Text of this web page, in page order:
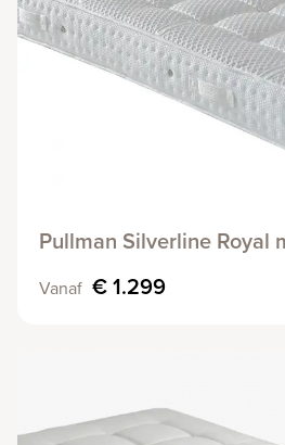
Pullman Silverline Royal
Vanaf € 1.299